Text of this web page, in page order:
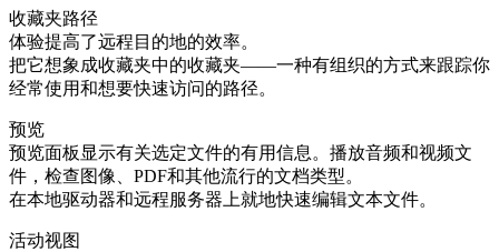
收藏夹路径
体验提高了远程目的地的效率。
把它想象成收藏夹中的收藏夹——一种有组织的方式来跟踪你
经常使用和想要快速访问的路径。
预览
预览面板显示有关选定文件的有用信息。播放音频和视频文
件，检查图像、PDF和其他流行的文档类型。
在本地驱动器和远程服务器上就地快速编辑文本文件。
活动视图